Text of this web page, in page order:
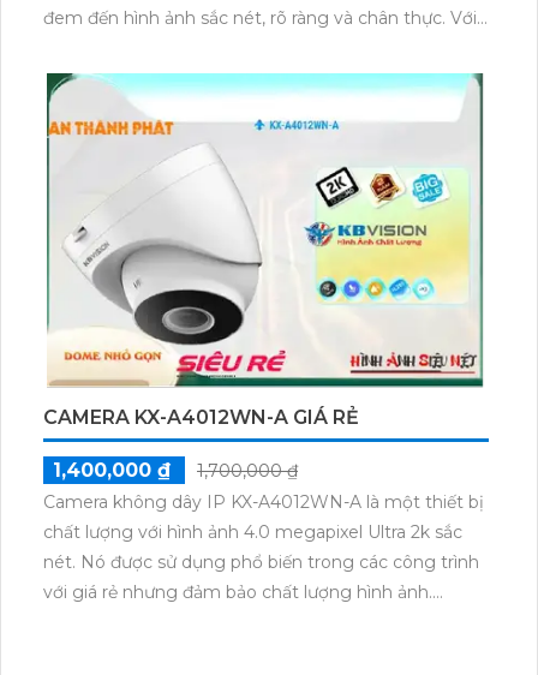
đem đến hình ảnh sắc nét, rõ ràng và chân thực. Với
giúp bạn theo dõi và bảo vệ khu vực ngoài trời vào
ban đêm một cách dễ dàng. Camera có thiết kế
dạng bullet, thân kim loại cứng cáp, bền bỉ và chống
thời tiết xấu. Camera được trang bị công nghệ mới IP
POE, giúp kết nối và tích hợp nhiều hệ thống một
cách dễ dàng. Ngoài ra, camera còn tích hợp khả
năng công nghệ AI, giúp nhận dạng và phân loại đối
tượng một cách thông minh.
CAMERA KX-A4012WN-A GIÁ RẺ
1,400,000 ₫
1,700,000 ₫
Camera không dây IP KX-A4012WN-A là một thiết bị
chất lượng với hình ảnh 4.0 megapixel Ultra 2k sắc
nét. Nó được sử dụng phổ biến trong các công trình
với giá rẻ nhưng đảm bảo chất lượng hình ảnh.